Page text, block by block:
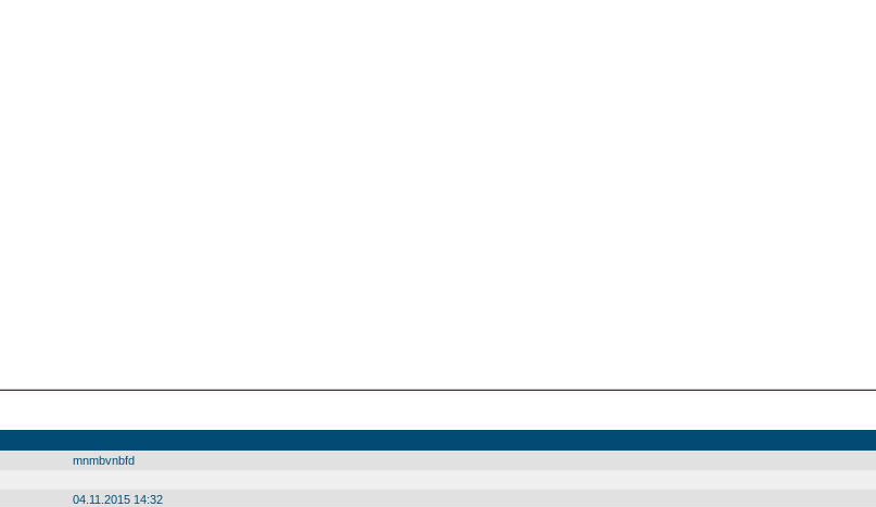
mnmbvnbfd
04.11.2015 14:32